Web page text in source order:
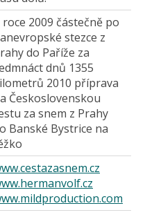
roce 2009 částečně po
stezce z
do Paříže za
dnů 1355
2010 příprava
Československou
za snem z Prahy
Banské Bystrice na